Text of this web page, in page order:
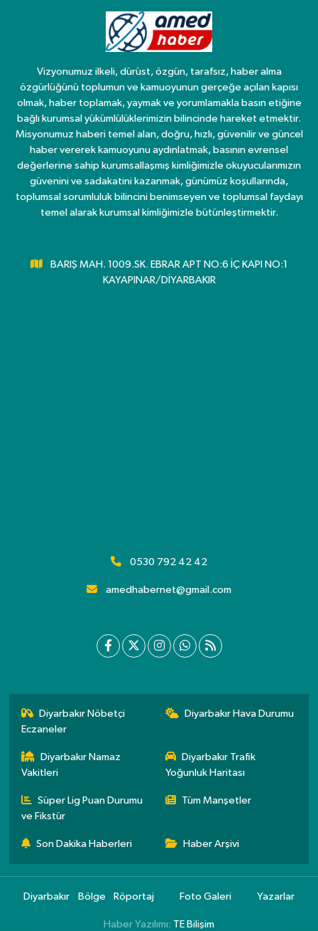
Vizyonumuz ilkeli, dürüst, özgün, tarafsız, haber alma
özgürlüğünü toplumun ve kamuoyunun gerçeğe açılan kapısı
olmak, haber toplamak, yaymak ve yorumlamakla basın etiğine
bağlı kurumsal yükümlülüklerimizin bilincinde hareket etmektir.
Misyonumuz haberi temel alan, doğru, hızlı, güvenilir ve güncel
haber vererek kamuoyunu aydınlatmak, basının evrensel
değerlerine sahip kurumsallaşmış kimliğimizle okuyucularımızın
güvenini ve sadakatini kazanmak, günümüz koşullarında,
toplumsal sorumluluk bilincini benimseyen ve toplumsal faydayı
temel alarak kurumsal kimliğimizle bütünleştirmektir.
BARIŞ MAH. 1009.SK. EBRAR APT NO:6 İÇ KAPI NO:1
KAYAPINAR/DİYARBAKIR
0530 792 42 42
amedhabernet@gmail.com
Diyarbakır Nöbetçi
Eczaneler
Diyarbakır Hava Durumu
Diyarbakır Namaz
Vakitleri
Diyarbakır Trafik
Yoğunluk Haritası
Süper Lig Puan Durumu
ve Fikstür
Tüm Manşetler
Son Dakika Haberleri Haber Arşivi
Diyarbakır Bölge Röportaj Foto Galeri Yazarlar
Haber Yazılımı: TE Bilişim